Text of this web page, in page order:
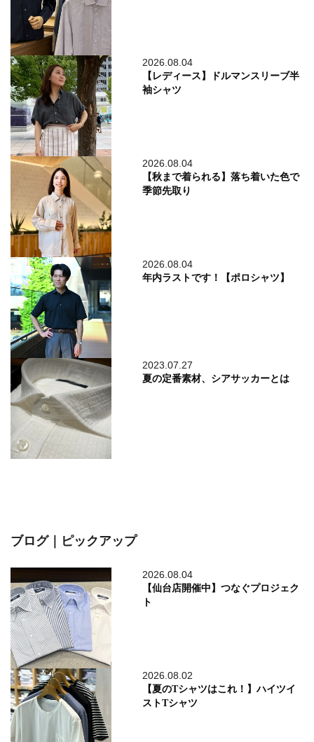
2026.08.04
【レディース】ドルマンスリーブ半
袖シャツ
2026.08.04
【秋まで着られる】落ち着いた色で
季節先取り
2026.08.04
年内ラストです！【ポロシャツ】
2023.07.27
夏の定番素材、シアサッカーとは
ブログ｜ピックアップ
2026.08.04
【仙台店開催中】つなぐプロジェク
ト
2026.08.02
【夏のTシャツはこれ！】ハイツイ
ストTシャツ